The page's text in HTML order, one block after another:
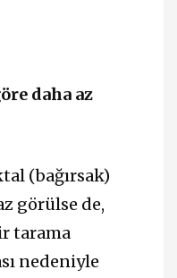
daha az
(bağırsak)
görülse de,
tarama
nedeniyle